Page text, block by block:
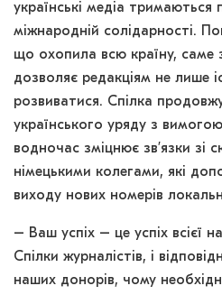
українські медіа тримаються
міжнародній солідарності.
що охопила всю країну, саме
дозволяє редакціям не лише
розвиватися. Спілка
українського уряду з
водночас зміцнює зв’язки зі
німецькими колегами, які
виходу нових номерів
– Ваш успіх – це успіх всієї
Спілки журналістів, і
наших донорів, чому